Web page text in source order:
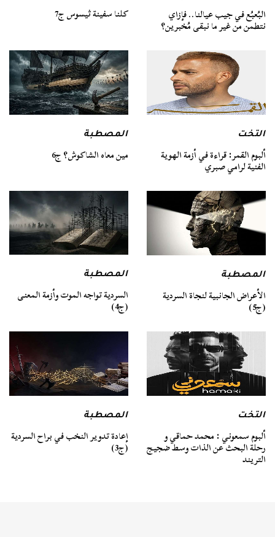
البُعبُع في جيب عيالنا.. فإزاي
نتطمن من غير ما نبقى مُخبرين؟
كلنا سفينة ثيسوس ج7
التخت
ألبوم القمر: قراءة في أزمة الهوية
الفنية لرامي صبري
المصطبة
مين معاه الشاكوش؟ ج6
المصطبة
الأعراض الجانبية لنجاة السردية
(ج5)
المصطبة
السردية تواجه الموت وأزمة المعنى
(ج4)
التخت
ألبوم سمعوني : محمد حماقي و
رحلة البحث عن الذات وسط ضجيج
التريند
المصطبة
إعادة تدوير النخب في براح السردية
(ج3)